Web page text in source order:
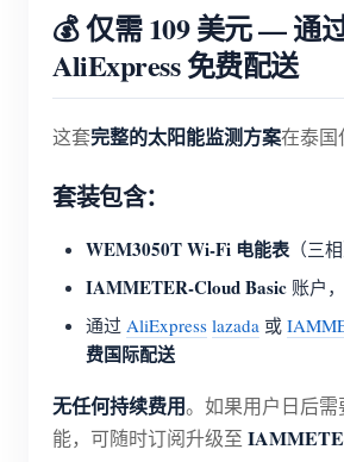
💰 仅需 109 美元 — 通
AliExpress 免费配送
这套完整的太阳能监测方案在泰国
套装包含：
WEM3050T Wi-Fi 电能表（三相
IAMMETER-Cloud Basic 账户
通过 AliExpress lazada 或
费国际配送
无任何持续费用。如果用户日后
能，可随时订阅升级至